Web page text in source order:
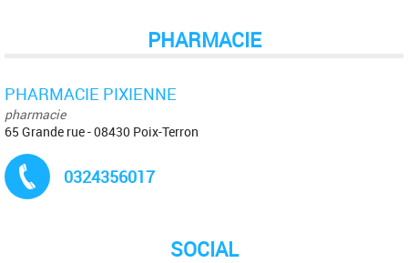
PHARMACIE
PHARMACIE PIXIENNE
pharmacie
65 Grande rue - 08430 Poix-Terron
0324356017
SOCIAL